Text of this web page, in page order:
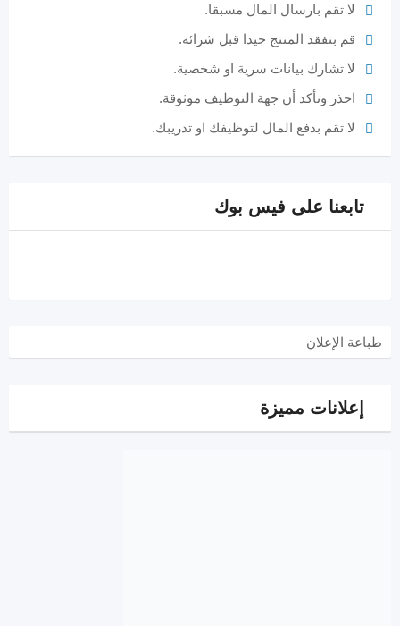
لا تقم بارسال المال مسبقا.
قم بتفقد المنتج جيدا قبل شرائه.
لا تشارك بيانات سرية او شخصية.
احذر وتأكد أن جهة التوظيف موثوقة.
لا تقم بدفع المال لتوظيفك او تدريبك.
تابعنا على فيس بوك
طباعة الإعلان
إعلانات مميزة